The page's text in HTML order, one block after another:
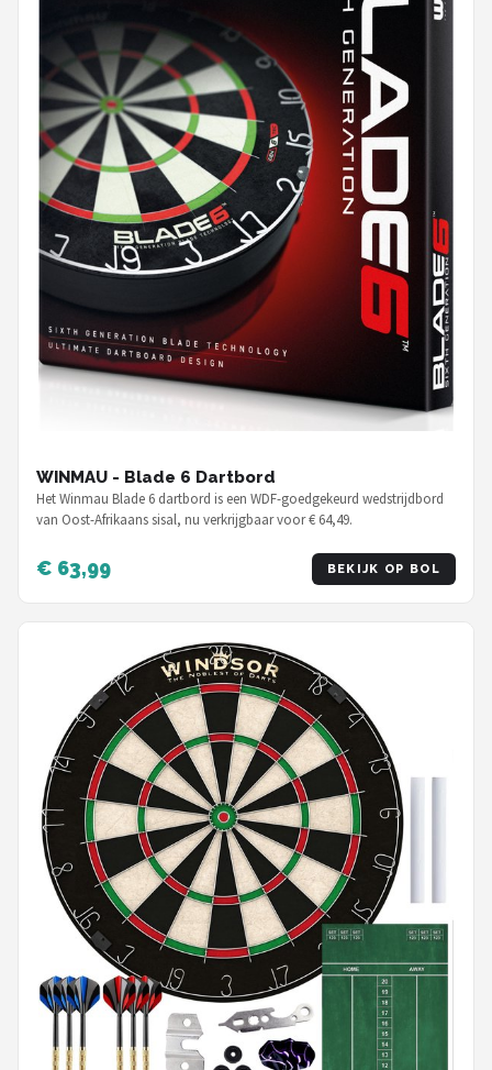
WINMAU - Blade 6 Dartbord
Het Winmau Blade 6 dartbord is een WDF-goedgekeurd wedstrijdbord
van Oost-Afrikaans sisal, nu verkrijgbaar voor € 64,49.
€ 63,99 BEKIJK OP BOL